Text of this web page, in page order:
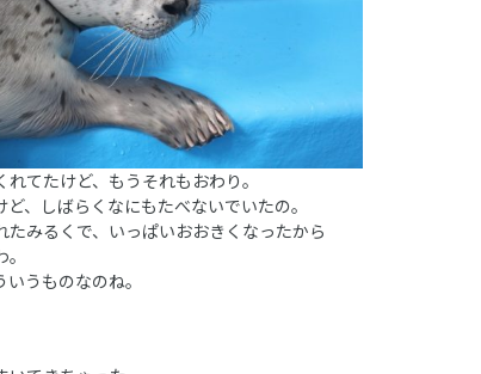
てたけど、もうそれもおわり。
、しばらくなにもたべないでいたの。
たみるくで、いっぱいおおきくなったから
うものなのね。